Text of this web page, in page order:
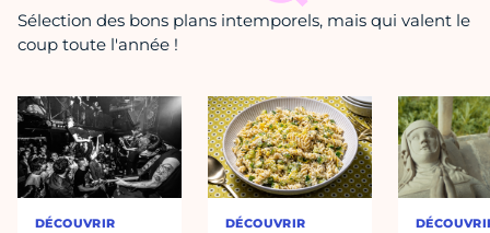
Sélection des bons plans intemporels, mais qui valent le
coup toute l'année !
DÉCOUVRIR DÉCOUVRIR